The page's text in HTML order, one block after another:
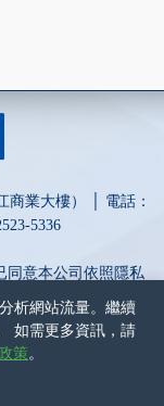
析網站流量。繼續
如需更多資訊，請
策。
商業大樓） │ 電話：
5336
同意本公司依照隱私
與COOKIE政策和